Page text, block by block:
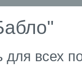
для всех